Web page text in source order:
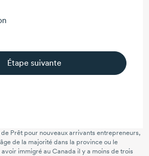
Étape suivante
Prêt pour nouveaux arrivants entrepreneurs,
de la majorité dans la province ou le
immigré au Canada il y a moins de trois